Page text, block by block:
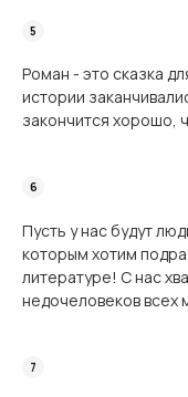
Роман - это сказка
истории
закончится хорошо,
Пусть у нас будут
которым хотим
литературе! С нас
недочеловеков всех